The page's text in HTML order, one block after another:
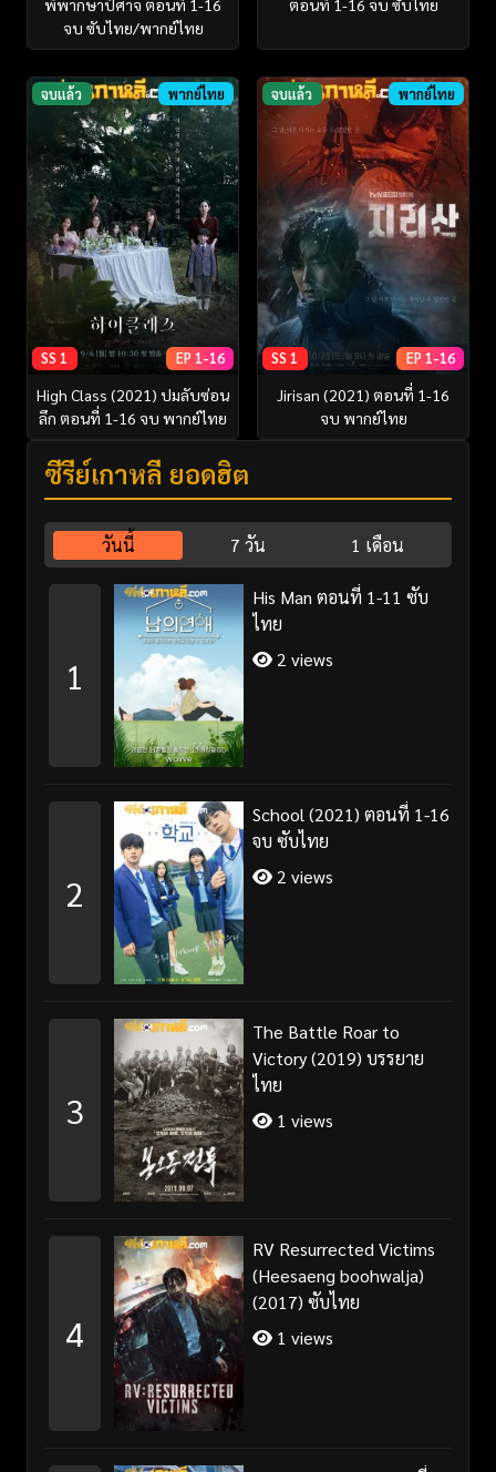
พิพากษาปีศาจ ตอนที่ 1-16
จบ ซับไทย/พากย์ไทย
ตอนที่ 1-16 จบ ซับไทย
จบแล้ว พากย์ไทย
SS 1 EP 1-16
High Class (2021) ปมลับซ่อน
ลึก ตอนที่ 1-16 จบ พากย์ไทย
จบแล้ว พากย์ไทย
SS 1 EP 1-16
Jirisan (2021) ตอนที่ 1-16
จบ พากย์ไทย
ซีรี่ย์เกาหลี ยอดฮิต
วันนี้ 7 วัน 1 เดือน
1
His Man ตอนที่ 1-11 ซับ
ไทย
2 views
2
School (2021) ตอนที่ 1-16
จบ ซับไทย
2 views
3
The Battle Roar to
Victory (2019) บรรยาย
ไทย
1 views
4
RV Resurrected Victims
(Heesaeng boohwalja)
(2017) ซับไทย
1 views